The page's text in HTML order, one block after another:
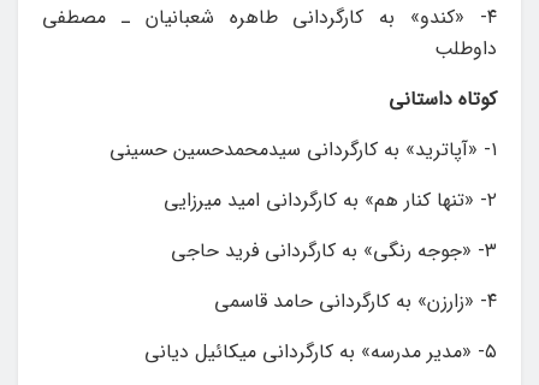
۴- «کندو» به کارگردانی طاهره شعبانیان ـ مصطفی
داوطلب
کوتاه داستانی
۱- «آپاترید» به کارگردانی سیدمحمدحسین حسینی
۲- «تنها کنار هم» به کارگردانی امید میرزایی
۳- «جوجه رنگی» به کارگردانی فرید حاجی
۴- «زارزن» به کارگردانی حامد قاسمی
۵- «مدیر مدرسه» به کارگردانی میکائیل دیانی